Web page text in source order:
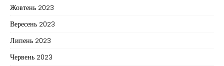
Жовтень 2023
Вересень 2023
Липень 2023
Червень 2023